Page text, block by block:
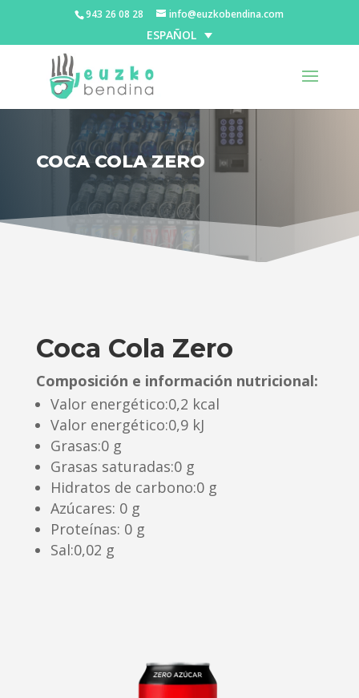
943 26 08 28 info@euzkobendina.com
ESPAÑOL
COCA COLA ZERO
Coca Cola Zero
Composición e información nutricional:
Valor energético:0,2 kcal
Valor energético:0,9 kJ
Grasas:0 g
Grasas saturadas:0 g
Hidratos de carbono:0 g
Azúcares: 0 g
Proteínas: 0 g
Sal:0,02 g